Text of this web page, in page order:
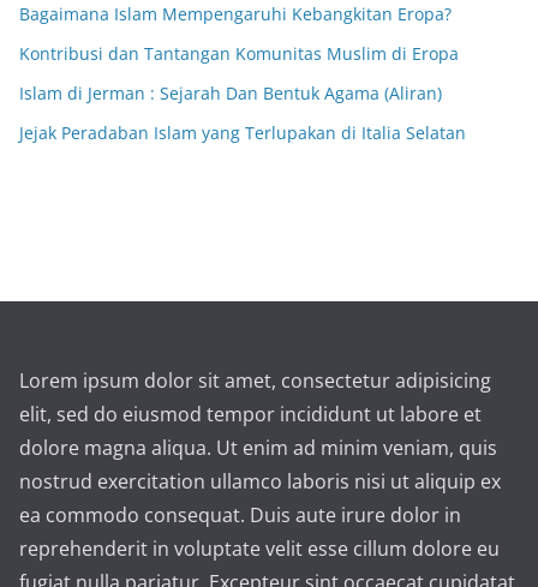
Bagaimana Islam Mempengaruhi Kebangkitan Eropa?
Kontribusi dan Tantangan Komunitas Muslim di Eropa
Islam di Jerman : Sejarah Dan Bentuk Agama (Aliran)
Jejak Peradaban Islam yang Terlupakan di Italia Selatan
Lorem ipsum dolor sit amet, consectetur adipisicing
elit, sed do eiusmod tempor incididunt ut labore et
dolore magna aliqua. Ut enim ad minim veniam, quis
nostrud exercitation ullamco laboris nisi ut aliquip ex
ea commodo consequat. Duis aute irure dolor in
reprehenderit in voluptate velit esse cillum dolore eu